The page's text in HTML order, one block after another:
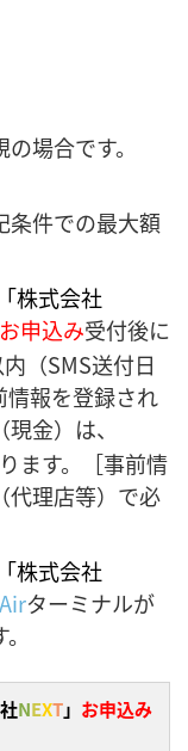
場合です。
条件での最大額
株式会社
お申込み受付後に
内（SMS送付日
情報を登録され
金）は、
ます。［事前情
（代理店等）で必
株式会社
Airターミナルが
NEXT」 お申込み